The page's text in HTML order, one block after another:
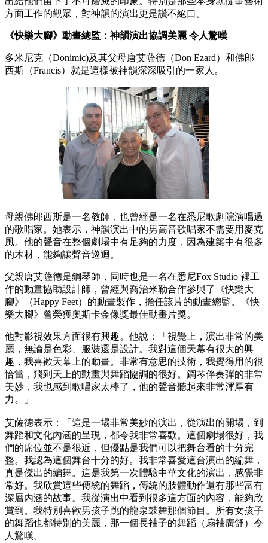
方面工作的觀眾，對神韻的演出更是讚不絕口。
《快樂大腳》動畫總監：神韻演出協調美麗 令人驚嘆
多米尼克（Donimic)及其父母唐艾薩德（Don Ezard）和佛郎
西斯（Francis）就是這樣被神韻深深吸引的一家人。
母親佛郎西斯是一名教師，也曾經是一名在悉尼歌劇院演唱過
的歌唱家。她表示，神韻演出中的男高音歌唱家不需要用麥克
風。他的聲音在整個劇場中有足夠的力度，因為建築中有很多
的木材，能夠讓聲音巡迴。
父親唐艾薩德是鋼琴師，同時也是一名在悉尼Fox Studio 裡工
作的動畫協助設計師，曾經與喬治米勒合作參與了《快樂大
腳》（Happy Feet）的動畫製作，擔任該片的動畫總監。《快
樂大腳》曾榮獲奧斯卡金像獎最佳動畫片獎。
他對影視效果方面很有興趣。他說：「視覺上，演出非常的美
麗，無論是色彩、服裝還是設計。我對這個天幕有很大的興
趣，我喜歡天幕上的動畫。非常有意思的技術，我覺得用的很
恰當，飛到天上的動畫與舞蹈協調的很好。鋼琴伴奏彈的非常
美妙，我也感到歌唱家太棒了，他的聲音聽起來非常渾厚有
力。」
艾薩德表示：「這是一場非常美妙的演出，從演出的開場，到
舞蹈和文化內涵的呈現，都令我非常喜歡。這個劇場很好，我
們的席位並不是很近，但優點是我們可以把舞台看的十分完
整。我認為這個舞台十分的好。我非常喜愛這台演出的編舞，
真是傑出的編舞。這是我第一次體驗中華文化的演出，感覺非
常好。我欣賞這些傳統的舞蹈，傳統的肢體動作還有那些富有
深層內涵的故事。我從演出中看到很多這方面的內容，能夠欣
賞到。我特別喜歡男孩子跳的龍泉鼓舞那個節目。所有女孩子
的舞蹈也都特別的美麗，那一個長袖子的舞蹈（扇袖廣舒）令
人驚嘆。